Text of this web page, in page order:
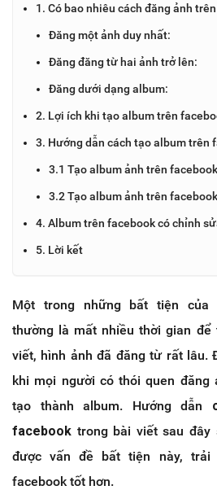
1. Có bao nhiêu cách đăng ảnh
Đăng một ảnh duy nhất:
Đăng đăng từ hai ảnh trở lên:
Đăng dưới dạng album:
2. Lợi ích khi tạo album trên
3. Hướng dẫn cách tạo album trên
3.1 Tạo album ảnh trên
3.2 Tạo album ảnh trên
4. Album trên facebook có chỉnh
5. Lời kết
Một trong những bất tiện của
thường là mất nhiều thời gian
viết, hình ảnh đã đăng từ rất lâu.
khi mọi người có thói quen đăng
tạo thành album. Hướng dẫn
facebook trong bài viết sau đây
được vấn đề bất tiện này, trải
facebook tốt hơn.